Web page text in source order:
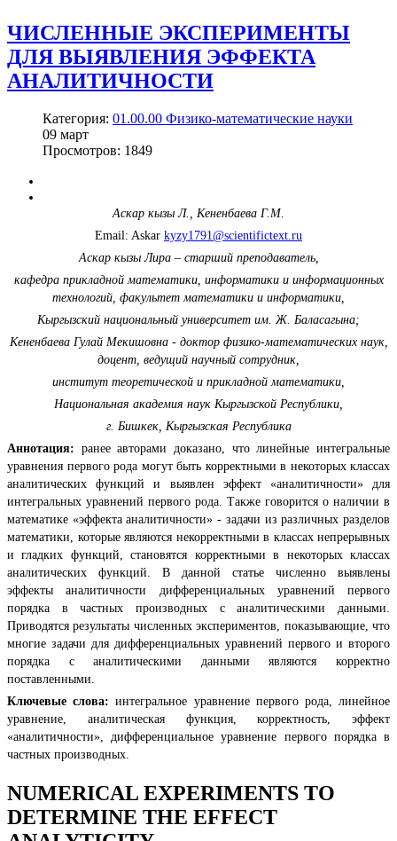
ЧИСЛЕННЫЕ ЭКСПЕРИМЕНТЫ
ДЛЯ ВЫЯВЛЕНИЯ ЭФФЕКТА
АНАЛИТИЧНОСТИ
Категория: 01.00.00 Физико-математические науки
09 март
Просмотров: 1849
Аскар кызы Л., Кененбаева Г.М.
Email: Askar kyzy1791@scientifictext.ru
Аскар кызы Лира – старший преподаватель,
кафедра прикладной математики, информатики и информационных
технологий, факультет математики и информатики,
Кыргызский национальный университет им. Ж. Баласагына;
Кененбаева Гулай Мекишовна - доктор физико-математических наук,
доцент, ведущий научный сотрудник,
институт теоретической и прикладной математики,
Национальная академия наук Кыргызской Республики,
г. Бишкек, Кыргызская Республика
Аннотация: ранее авторами доказано, что линейные интегральные
уравнения первого рода могут быть корректными в некоторых классах
аналитических функций и выявлен эффект «аналитичности» для
интегральных уравнений первого рода. Также говорится о наличии в
математике «эффекта аналитичности» - задачи из различных разделов
математики, которые являются некорректными в классах непрерывных
и гладких функций, становятся корректными в некоторых классах
аналитических функций. В данной статье численно выявлены
эффекты аналитичности дифференциальных уравнений первого
порядка в частных производных с аналитическими данными.
Приводятся результаты численных экспериментов, показывающие, что
многие задачи для дифференциальных уравнений первого и второго
порядка с аналитическими данными являются корректно
поставленными.
Ключевые слова:интегральное уравнение первого рода, линейное
уравнение, аналитическая функция, корректность, эффект
«аналитичности», дифференциальное уравнение первого порядка в
частных производных.
NUMERICAL EXPERIMENTS TO
DETERMINE THE EFFECT